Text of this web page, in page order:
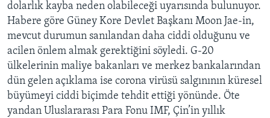
dolarlık kayba neden olabileceği uyarısında bulunuyor.
Habere göre Güney Kore Devlet Başkanı Moon Jae-in,
mevcut durumun sanılandan daha ciddi olduğunu ve
acilen önlem almak gerektiğini söyledi. G-20
ülkelerinin maliye bakanları ve merkez bankalarından
dün gelen açıklama ise corona virüsü salgınının küresel
büyümeyi ciddi biçimde tehdit ettiği yönünde. Öte
yandan Uluslararası Para Fonu IMF, Çin’in yıllık